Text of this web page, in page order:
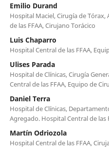
Emilio Durand
Hospital Maciel, Cirugía de
de las FFAA, Cirujano Torácico
Luis Chaparro
Hospital Central de las FFAA,
Ulises Parada
Hospital de Clínicas, Cirugía
Central de las FFAA, Equipo de
Daniel Terra
Hospital de Clínicas,
Agregado. Hospital Central de las
Martín Odriozola
Hospital Central de las FFAA,